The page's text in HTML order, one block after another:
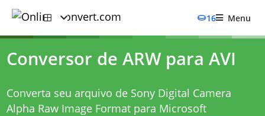
16 Menu
Conversor de ARW para AVI
Converta seu arquivo de Sony Digital Camera
Alpha Raw Image Format para Microsoft